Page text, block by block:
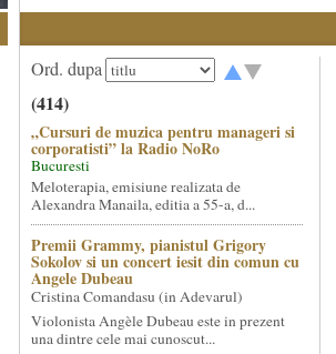
Ord. dupa
(414)
„Cursuri de muzica pentru manageri si
corporatisti” la Radio NoRo
Bucuresti
Meloterapia, emisiune realizata de
Alexandra Manaila, editia a 55-a, d...
Premii Grammy, pianistul Grigory
Sokolov si un concert iesit din comun cu
Angele Dubeau
Cristina Comandasu (in Adevarul)
Violonista Angèle Dubeau este in prezent
una dintre cele mai cunoscut...